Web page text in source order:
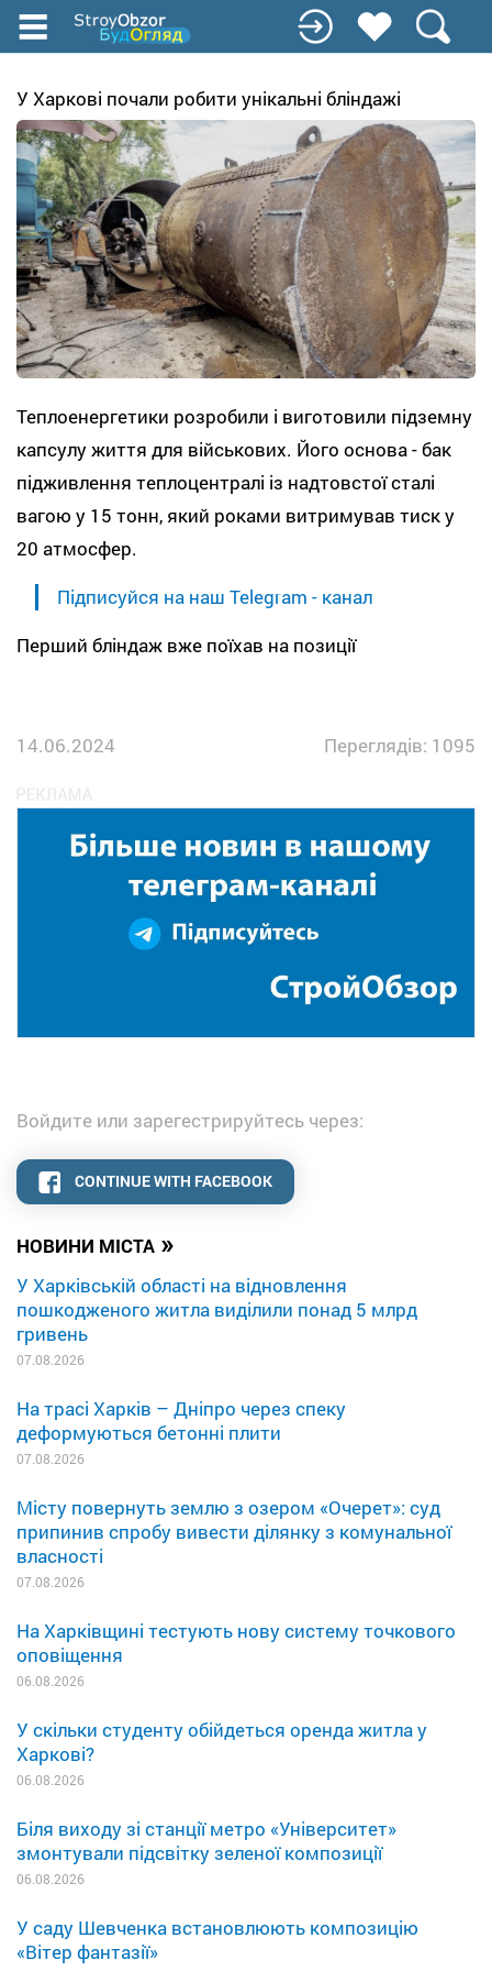
Перейти
до
вмісту
НОВИНИ МІСТА »
У Харківській області на відновлення
пошкодженого житла виділили понад 5 млрд
гривень
07.08.2026
На трасі Харків – Дніпро через спеку
деформуються бетонні плити
07.08.2026
Місту повернуть землю з озером «Очерет»: суд
припинив спробу вивести ділянку з комунальної
власності
07.08.2026
На Харківщині тестують нову систему точкового
оповіщення
06.08.2026
У скільки студенту обійдеться оренда житла у
Харкові?
06.08.2026
Біля виходу зі станції метро «Університет»
змонтували підсвітку зеленої композиції
06.08.2026
У саду Шевченка встановлюють композицію
«Вітер фантазії»
У Харкові почали робити унікальні бліндажі
Теплоенергетики розробили і виготовили підземну
капсулу життя для військових. Його основа - бак
підживлення теплоцентралі із надтовстої сталі
вагою у 15 тонн, який роками витримував тиск у
20 атмосфер.
Підписуйся на наш Telegram - канал
Перший бліндаж вже поїхав на позиції
14.06.2024 Переглядів: 1095
Войдите или зарегестрируйтесь через:
CONTINUE WITH FACEBOOK